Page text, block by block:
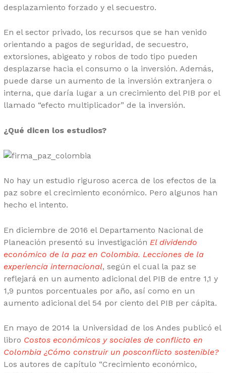
desplazamiento forzado y el secuestro.
En el sector privado, los recursos que se han venido
orientando a pagos de seguridad, de secuestro,
extorsiones, abigeato y robos de todo tipo pueden
desplazarse hacia el consumo o la inversión. Además,
puede darse un aumento de la inversión extranjera o
interna, que daría lugar a un crecimiento del PIB por el
llamado “efecto multiplicador” de la inversión.
¿Qué dicen los estudios?
No hay un estudio riguroso acerca de los efectos de la
paz sobre el crecimiento económico. Pero algunos han
hecho el intento.
En diciembre de 2016 el Departamento Nacional de
Planeación presentó su investigación El dividendo
económico de la paz en Colombia. Lecciones de la
experiencia internacional, según el cual la paz se
reflejará en un aumento adicional del PIB de entre 1,1 y
1,9 puntos porcentuales por año, así como en un
aumento adicional del 54 por ciento del PIB per cápita.
En mayo de 2014 la Universidad de los Andes publicó el
libro Costos económicos y sociales de conflicto en
Colombia ¿Cómo construir un posconflicto sostenible?
Los autores de capítulo “Crecimiento económico,